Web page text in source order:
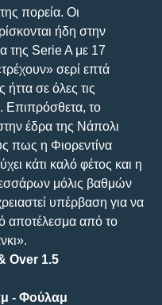
πορεία. Οι
ήδη στην
της Serie A με 17
σερί επτά
σε όλες τις
Επιπρόσθετα, το
έδρα της Νάπολι
πως η Φιορεντίνα
κάτι καλό φέτος και η
μόλις βαθμών
υπέρβαση για να
αποτέλεσμα από το
Over 1.5
- Φούλαμ